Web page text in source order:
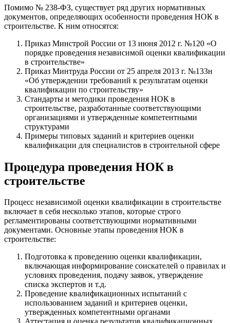
Помимо № 238-ФЗ, существует ряд других нормативных
документов, определяющих особенности проведения НОК в
строительстве. К ним относятся:
Приказ Минстрой России от 13 июня 2012 г. №120 «О
порядке проведения независимой оценки квалификации
в строительстве»
Приказ Минтруда России от 25 апреля 2013 г. №133н
«Об утверждении требований к результатам оценки
квалификации по строительству»
Стандарты и методики проведения НОК в
строительстве, разработанные соответствующими
организациями и утвержденные компетентными
структурами
Примеры типовых заданий и критериев оценки
квалификации для специалистов в строительной сфере
Процедура проведения НОК в
строительстве
Процесс независимой оценки квалификации в строительстве
включает в себя несколько этапов, которые строго
регламентированы соответствующими нормативными
документами. Основные этапы проведения НОК в
строительстве:
Подготовка к проведению оценки квалификации,
включающая информирование соискателей о правилах и
условиях проведения, подачу заявок, утверждение
списка экспертов и т.д.
Проведение квалификационных испытаний с
использованием заданий и критериев оценки,
утвержденных компетентными органами